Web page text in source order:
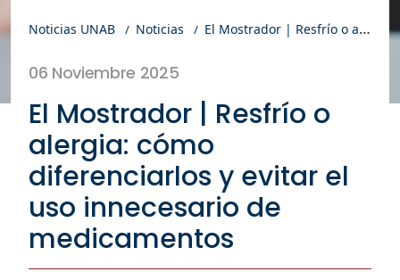
Noticias UNAB Noticias El Mostrador | Resfrío o alergia: cómo diferenciarlos y evitar el uso innecesario de medicamentos
06 Noviembre 2025
El Mostrador | Resfrío o
alergia: cómo
diferenciarlos y evitar el
uso innecesario de
medicamentos